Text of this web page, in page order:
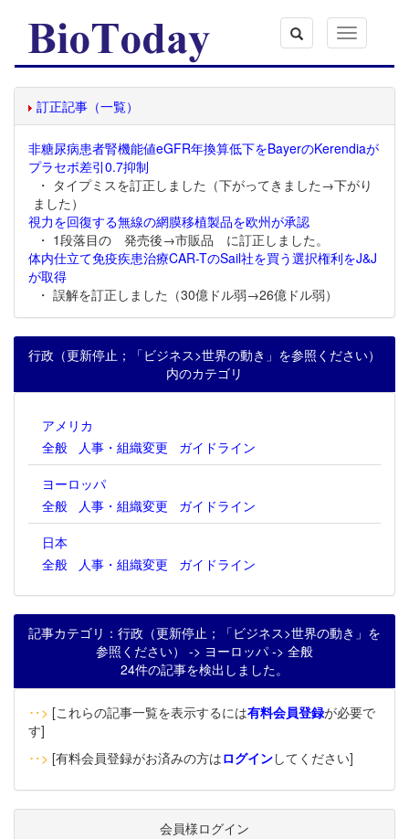
Toggle
navigation
訂正記事（一覧）
非糖尿病患者腎機能値eGFR年換算低下をBayerのKerendiaが
プラセボ差引0.7抑制
・ タイプミスを訂正しました（下がってきました→下がり
ました）
視力を回復する無線の網膜移植製品を欧州が承認
・ 1段落目の 発売後→市販品 に訂正しました。
体内仕立て免疫疾患治療CAR-TのSail社を買う選択権利をJ&J
が取得
・ 誤解を訂正しました（30億ドル弱→26億ドル弱）
行政（更新停止；「ビジネス>世界の動き」を参照ください）
内のカテゴリ
アメリカ
全般
人事・組織変更
ガイドライン
ヨーロッパ
全般
人事・組織変更
ガイドライン
日本
全般
人事・組織変更 ガイドライン
記事カテゴリ：行政（更新停止；「ビジネス>世界の動き」を
参照ください） -> ヨーロッパ -> 全般
24件の記事を検出しました。
‥> [これらの記事一覧を表示するには有料会員登録が必要で
す]
‥> [有料会員登録がお済みの方はログインしてください]
会員様ログイン